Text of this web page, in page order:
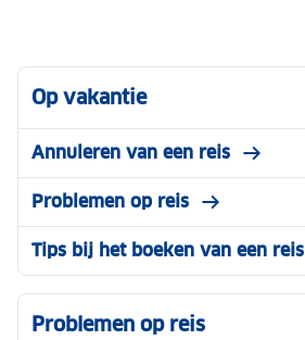
Op vakantie
Annuleren van een reis
Problemen op reis
Tips bij het boeken van een reis
Problemen op reis